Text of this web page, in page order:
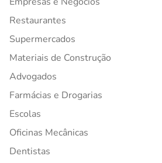
Restaurantes
Supermercados
Materiais de Construção
Advogados
Farmácias e Drogarias
Escolas
Oficinas Mecânicas
Dentistas